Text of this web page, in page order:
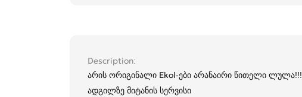
Description
არის ორიგინალი Ekol-ები არანაირი წითელი ლულა!!!
ადგილზე მიტანის სერვისი